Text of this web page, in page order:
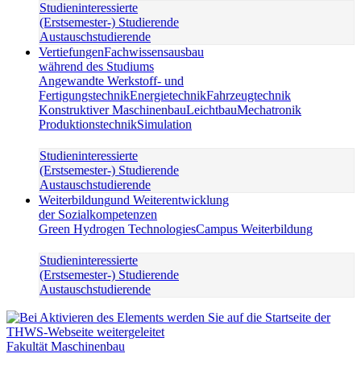
Studieninteressierte
(Erstsemester-) Studierende
Austauschstudierende
VertiefungenFachwissensausbau
während des Studiums
Angewandte Werkstoff- und
FertigungstechnikEnergietechnikFahrzeugtechnik
Konstruktiver MaschinenbauLeichtbauMechatronik
ProduktionstechnikSimulation
Studieninteressierte
(Erstsemester-) Studierende
Austauschstudierende
Weiterbildungund Weiterentwicklung
der Sozialkompetenzen
Green Hydrogen TechnologiesCampus Weiterbildung
Studieninteressierte
(Erstsemester-) Studierende
Austauschstudierende
Fakultät Maschinenbau